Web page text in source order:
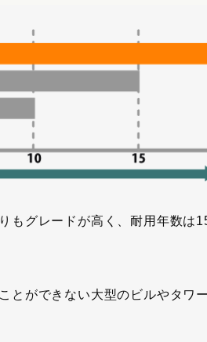
もグレードが高く、耐用年数は
とができない大型のビルやタワ